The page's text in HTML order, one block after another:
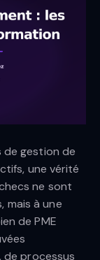
de gestion de
une vérité
ne sont
mais à une
de PME
de processus